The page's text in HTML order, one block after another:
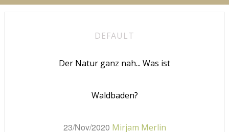
DEFAULT
Der Natur ganz nah... Was ist
Waldbaden?
23/Nov/2020 Mirjam Merlin